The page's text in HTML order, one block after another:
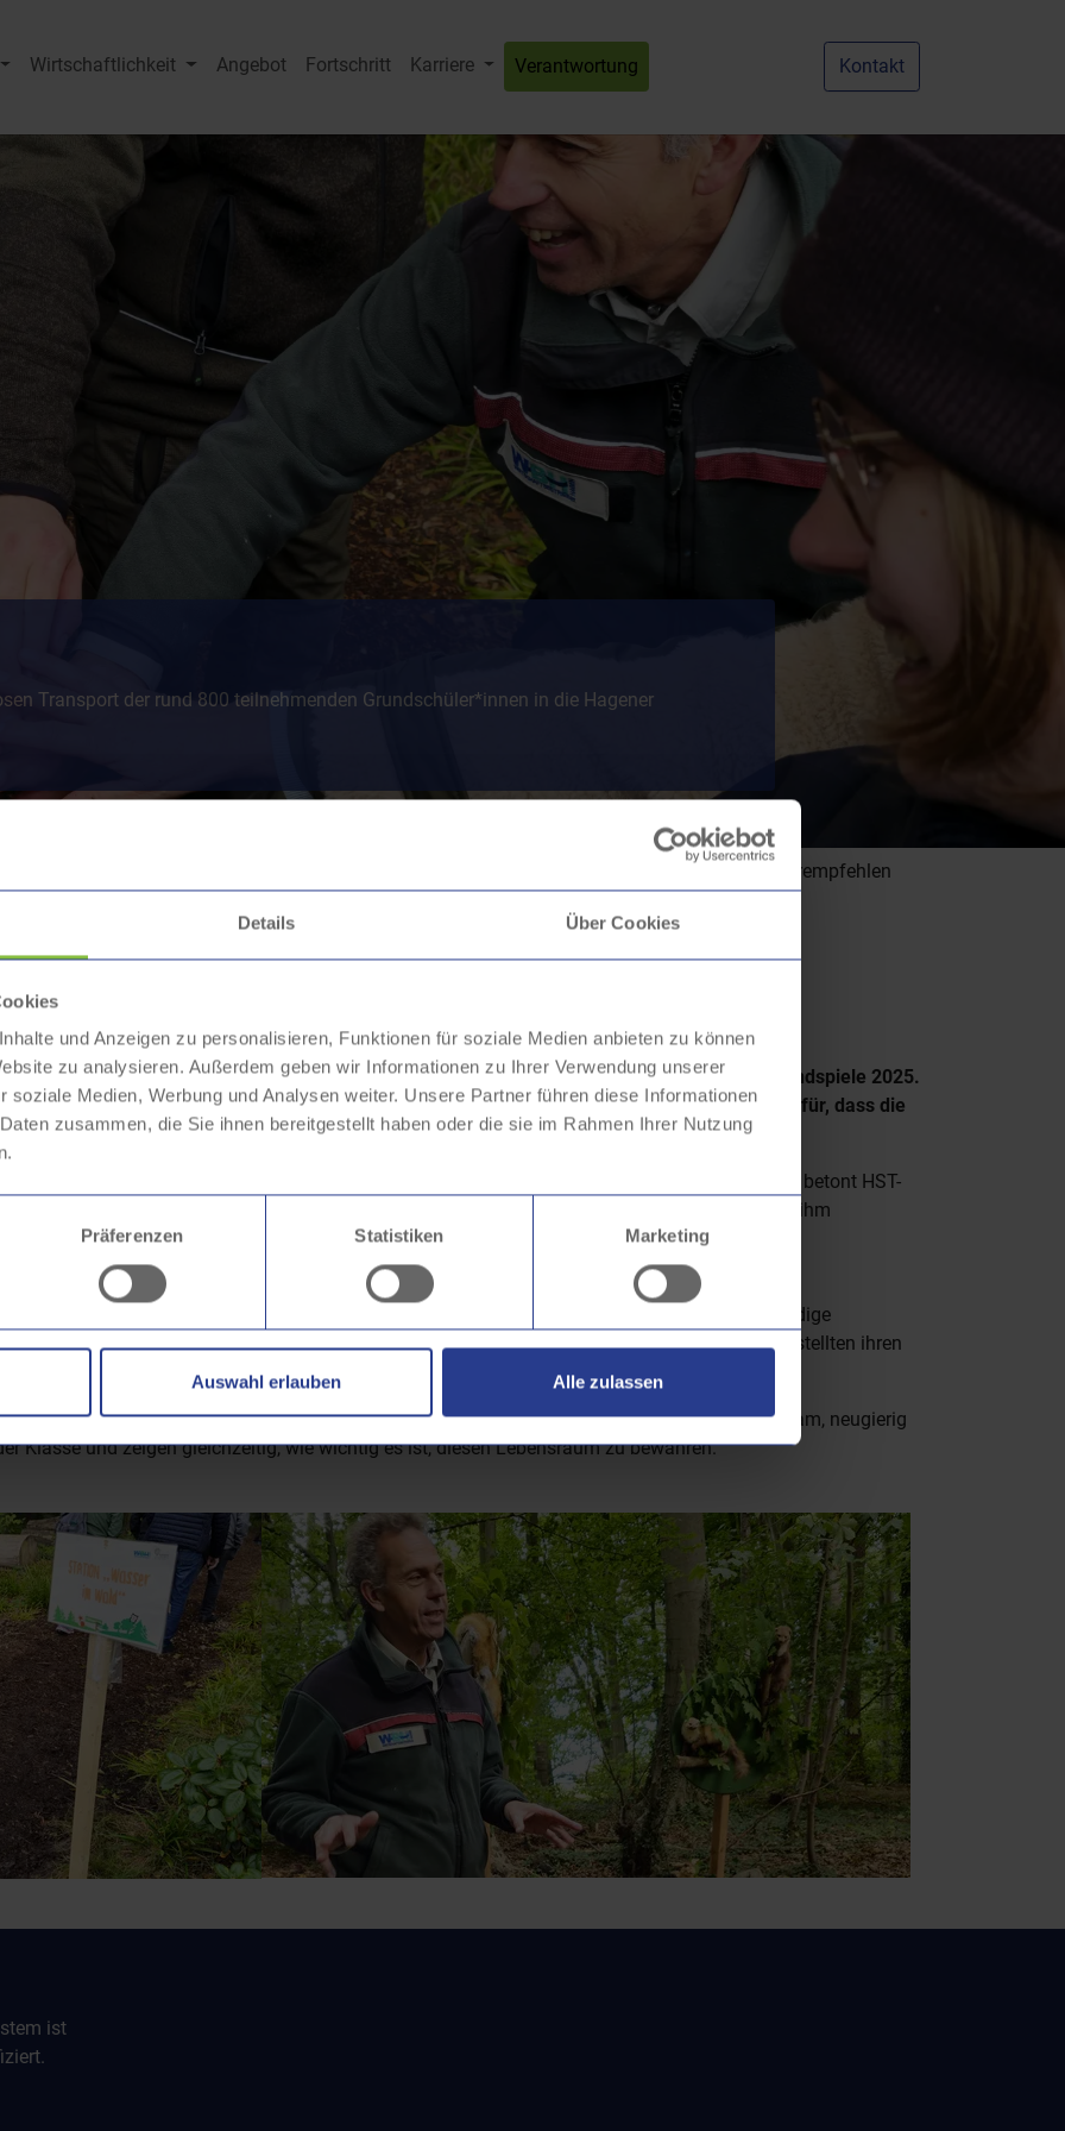
Details Über Cookies
und Anzeigen zu personalisieren, Funktionen für soziale Medien anbieten zu können
zu analysieren. Außerdem geben wir Informationen zu Ihrer Verwendung unserer
soziale Medien, Werbung und Analysen weiter. Unsere Partner führen diese Informationen
zusammen, die Sie ihnen bereitgestellt haben oder die sie im Rahmen Ihrer Nutzung
Präferenzen Statistiken Marketing
Auswahl erlauben Alle zulassen
Submenu for "HVG-Gruppe"
Wirtschaftlichkeit
Submenu for "Wirtschaftlichkeit"
Angebot Fortschritt Karriere
Submenu for "Karriere"
Verantwortung Kontakt
Transport der rund 800 teilnehmenden Grundschüler*innen in die Hagener
Weiterempfehlen
2025
den Waldjugendspielen
warum er als Lebensraum so wertvoll ist – genau das steht im Mittelpunkt der Waldjugendspiele 2025.
Marienhof laden dazu ein, und die Hagener Straßenbahn AG (HST) sorgt dafür, dass die
rund 800 Grundschüler*innen kostenlos in die Wälder der Stadt.
mit einem kostenlosen Busverkehr die Teilnahme an den Waldjugendspielen zu ermöglichen“, betont HST-
in Hagen ist mehr als nur Natur – er ist ein Stück Heimat. Ihn zu schützen und achtsam mit ihm
uns heute – und ganz besonders für die Zukunft unserer Kinder.“
die Stadtwaldgebiete Haspe, Wehringhausen, Fley, Reher Heide und der Hohenhof in lebendige
konnten die Kinder spielerisch erfahren, wie spannend die Natur ist: Sie lösten Rätsel, stellten ihren
Pflanzen, die den Wald zu einem einzigartigen Ökosystem machen.
lassen die Kinder den Wald nicht nur kennenlernen, sondern auch erleben – gemeinsam, neugierig
Klasse und zeigen gleichzeitig, wie wichtig es ist, diesen Lebensraum zu bewahren.
ist